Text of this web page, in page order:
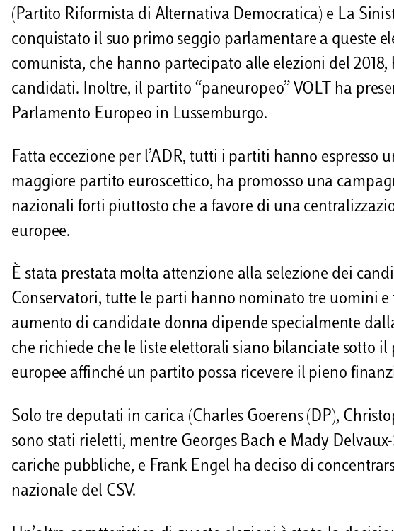
(Partito Riformista di Alternativa Democratica) e La
conquistato il suo primo seggio parlamentare a queste
comunista, che hanno partecipato alle elezioni del
candidati. Inoltre, il partito “paneuropeo” VOLT ha
Parlamento Europeo in Lussemburgo.
Fatta eccezione per l’ADR, tutti i partiti hanno espresso
maggiore partito euroscettico, ha promosso una
nazionali forti piuttosto che a favore di una
europee.
È stata prestata molta attenzione alla selezione dei
Conservatori, tutte le parti hanno nominato tre uomini
aumento di candidate donna dipende specialmente
che richiede che le liste elettorali siano bilanciate sotto
europee affinché un partito possa ricevere il pieno
Solo tre deputati in carica (Charles Goerens (DP),
sono stati rieletti, mentre Georges Bach e Mady
cariche pubbliche, e Frank Engel ha deciso di
nazionale del CSV.